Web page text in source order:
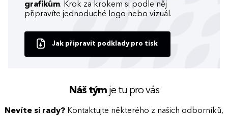
grafikům. Krok za krokem si podle něj
připravíte jednoduché logo nebo vizuál.
Jak připravit podklady pro tisk
Náš týmje tu pro vás
Nevíte si rady? Kontaktujte některého z našich odborníků,